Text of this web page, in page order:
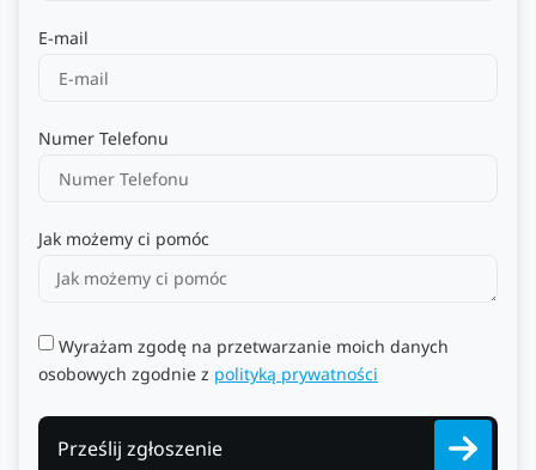
E-mail
Numer Telefonu
Jak możemy ci pomóc
Wyrażam zgodę na przetwarzanie moich danych
osobowych zgodnie z polityką prywatności
Prześlij zgłoszenie